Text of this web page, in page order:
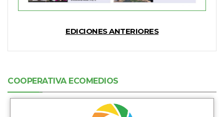
EDICIONES ANTERIORES
COOPERATIVA ECOMEDIOS